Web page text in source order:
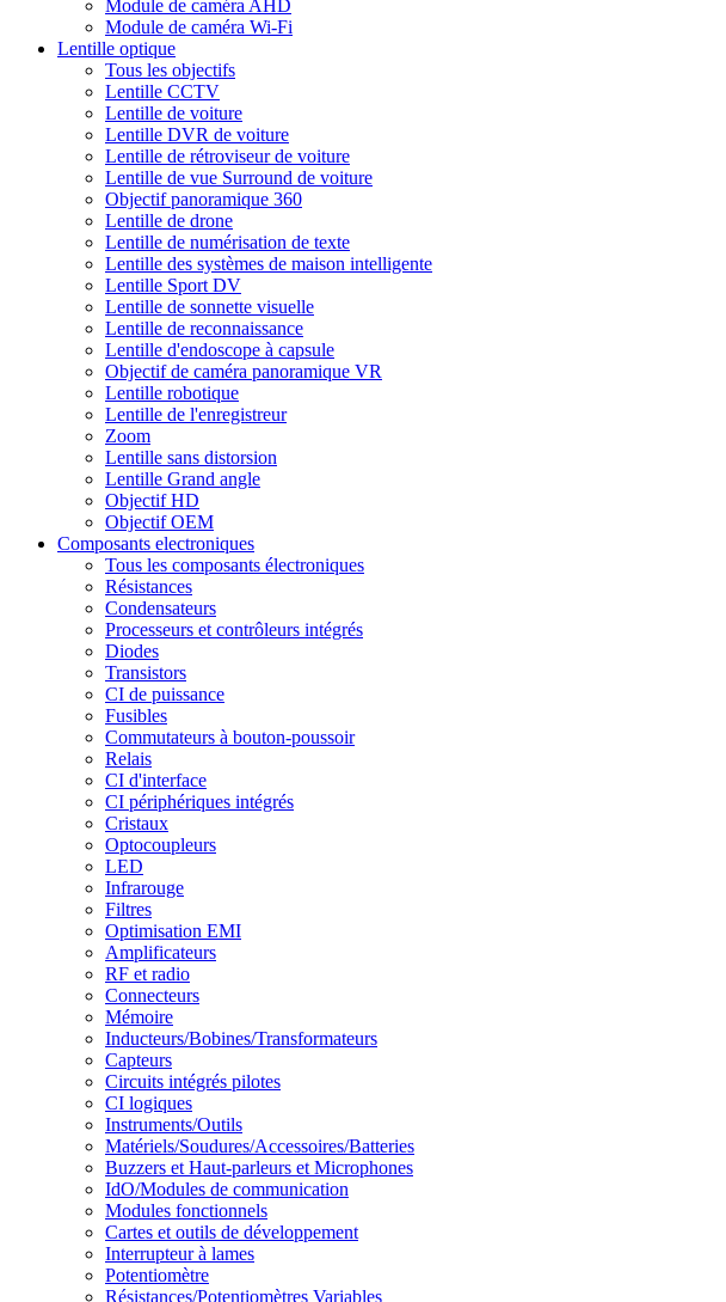
Module de caméra AHD
Module de caméra Wi-Fi
Lentille optique
Tous les objectifs
Lentille CCTV
Lentille de voiture
Lentille DVR de voiture
Lentille de rétroviseur de voiture
Lentille de vue Surround de voiture
Objectif panoramique 360
Lentille de drone
Lentille de numérisation de texte
Lentille des systèmes de maison intelligente
Lentille Sport DV
Lentille de sonnette visuelle
Lentille de reconnaissance
Lentille d'endoscope à capsule
Objectif de caméra panoramique VR
Lentille robotique
Lentille de l'enregistreur
Zoom
Lentille sans distorsion
Lentille Grand angle
Objectif HD
Objectif OEM
Composants electroniques
Tous les composants électroniques
Résistances
Condensateurs
Processeurs et contrôleurs intégrés
Diodes
Transistors
CI de puissance
Fusibles
Commutateurs à bouton-poussoir
Relais
CI d'interface
CI périphériques intégrés
Cristaux
Optocoupleurs
LED
Infrarouge
Filtres
Optimisation EMI
Amplificateurs
RF et radio
Connecteurs
Mémoire
Inducteurs/Bobines/Transformateurs
Capteurs
Circuits intégrés pilotes
CI logiques
Instruments/Outils
Matériels/Soudures/Accessoires/Batteries
Buzzers et Haut-parleurs et Microphones
IdO/Modules de communication
Modules fonctionnels
Cartes et outils de développement
Interrupteur à lames
Potentiomètre
Résistances/Potentiomètres Variables